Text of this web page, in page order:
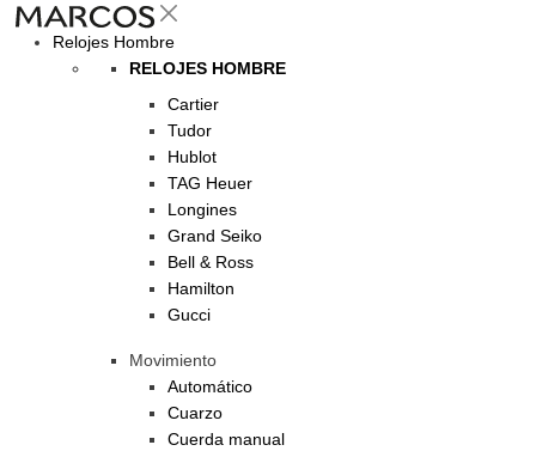
Relojes Hombre
RELOJES HOMBRE
Cartier
Tudor
Hublot
TAG Heuer
Longines
Grand Seiko
Bell & Ross
Hamilton
Gucci
Movimiento
Automático
Cuarzo
Cuerda manual